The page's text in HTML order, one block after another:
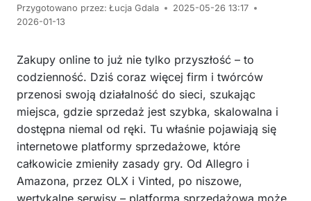
Przygotowano przez: Łucja Gdala
2025-05-26 13:17
2026-01-13
Zakupy online to już nie tylko przyszłość – to
codzienność. Dziś coraz więcej firm i twórców
przenosi swoją działalność do sieci, szukając
miejsca, gdzie sprzedaż jest szybka, skalowalna i
dostępna niemal od ręki. Tu właśnie pojawiają się
internetowe platformy sprzedażowe, które
całkowicie zmieniły zasady gry. Od Allegro i
Amazona, przez OLX i Vinted, po niszowe,
wertykalne serwisy – platforma sprzedażowa może